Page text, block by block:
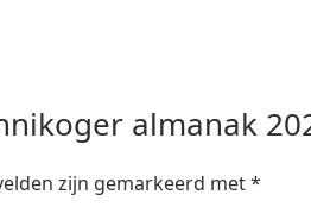
almanak
zijn gemarkeerd met*